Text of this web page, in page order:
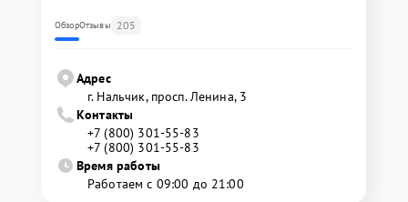
ОбзорОтзывы 205
Адрес
г. Нальчик, просп. Ленина, 3
Контакты
+7 (800) 301-55-83
+7 (800) 301-55-83
Время работы
Работаем с 09:00 до 21:00